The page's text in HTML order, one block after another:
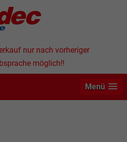
nur nach vorheriger
möglich!!
Menü